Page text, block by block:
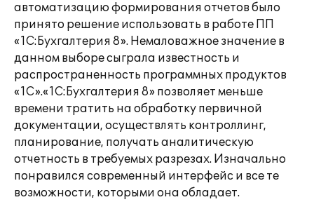
автоматизацию формирования отчетов было
принято решение использовать в работе ПП
«1С:Бухгалтерия 8». Немаловажное значение в
данном выборе сыграла известность и
распространенность программных продуктов
«1С».«1С:Бухгалтерия 8» позволяет меньше
времени тратить на обработку первичной
документации, осуществлять контроллинг,
планирование, получать аналитическую
отчетность в требуемых разрезах. Изначально
понравился современный интерфейс и все те
возможности, которыми она обладает.